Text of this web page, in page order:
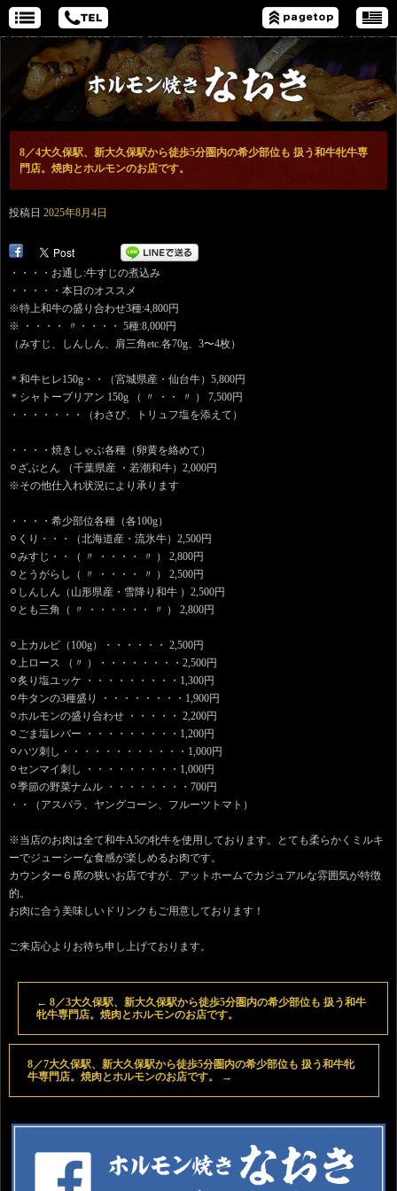
8／4大久保駅、新大久保駅から徒歩5分圏内の希少部位も 扱う和牛牝牛専
門店。焼肉とホルモンのお店です。
投稿日 2025年8月4日
・・・・お通し:牛すじの煮込み
・・・・・本日のオススメ
※特上和牛の盛り合わせ3種:4,800円
※ ・・・・ 〃・・・・ 5種:8,000円
（みすじ、しんしん、肩三角etc.各70g、3〜4枚）
＊和牛ヒレ150g・・（宮城県産・仙台牛）5,800円
＊シャトーブリアン 150g （ 〃 ・・ 〃 ） 7,500円
・・・・・・・（わさび、トリュフ塩を添えて）
・・・・焼きしゃぶ各種（卵黄を絡めて）
⚪︎ざぶとん （千葉県産 ・若潮和牛）2,000円
※その他仕入れ状況により承ります
・・・・希少部位各種（各100g）
⚪︎くり・・・（北海道産・流氷牛）2,500円
⚪︎みすじ・・（ 〃 ・・・・ 〃 ） 2,800円
⚪︎とうがらし（ 〃 ・・・・ 〃 ） 2,500円
⚪︎しんしん（山形県産・雪降り和牛 ）2,500円
⚪︎とも三角（ 〃 ・・・・・・ 〃 ） 2,800円
⚪︎上カルビ（100g）・・・・・・ 2,500円
⚪︎上ロース （〃 ）・・・・・・・・2,500円
⚪︎炙り塩ユッケ ・・・・・・・・・1,300円
⚪︎牛タンの3種盛り ・・・・・・・・1,900円
⚪︎ホルモンの盛り合わせ ・・・・・ 2,200円
⚪︎ごま塩レバー ・・・・・・・・・1,200円
⚪︎ハツ刺し・・・・・・・・・・・・1,000円
⚪︎センマイ刺し ・・・・・・・・・1,000円
⚪︎季節の野菜ナムル ・・・・・・・・700円
・・（アスパラ、ヤングコーン、フルーツトマト）
※当店のお肉は全て和牛A5の牝牛を使用しております。とても柔らかくミルキ
ーでジューシーな食感が楽しめるお肉です。
カウンター６席の狭いお店ですが、アットホームでカジュアルな雰囲気が特徴
的。
お肉に合う美味しいドリンクもご用意しております！
ご来店心よりお待ち申し上げております。
← 8／3大久保駅、新大久保駅から徒歩5分圏内の希少部位も 扱う和牛
牝牛専門店。焼肉とホルモンのお店です。
8／7大久保駅、新大久保駅から徒歩5分圏内の希少部位も 扱う和牛牝
牛専門店。焼肉とホルモンのお店です。
→